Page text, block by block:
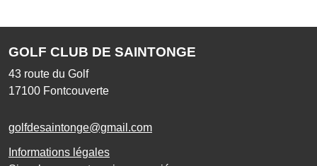
GOLF CLUB DE SAINTONGE
43 route du Golf
17100 Fontcouverte
golfdesaintonge@gmail.com
Informations légales